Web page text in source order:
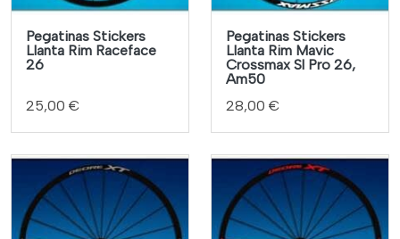
Pegatinas Stickers
Llanta Rim Raceface
26
25,00 €
Pegatinas Stickers
Llanta Rim Mavic
Crossmax Sl Pro 26,
Am50
28,00 €